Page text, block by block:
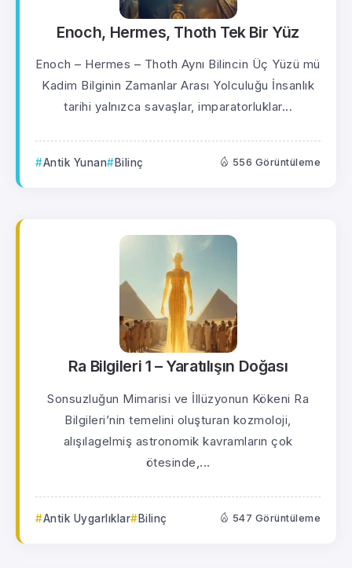
Enoch, Hermes, Thoth Tek Bir Yüz
Enoch – Hermes – Thoth Aynı Bilincin Üç Yüzü mü
Kadim Bilginin Zamanlar Arası Yolculuğu İnsanlık
tarihi yalnızca savaşlar, imparatorluklar...
Antik Yunan Bilinç 556 Görüntüleme
Ra Bilgileri 1 – Yaratılışın Doğası
Sonsuzluğun Mimarisi ve İllüzyonun Kökeni Ra
Bilgileri’nin temelini oluşturan kozmoloji,
alışılagelmiş astronomik kavramların çok
ötesinde,...
Antik Uygarlıklar Bilinç 547 Görüntüleme